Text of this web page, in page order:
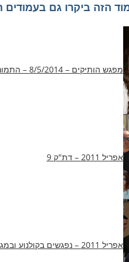
הזה ביקרו גם
מפגש הותיקים – 8/5/2014 – התמונות של…
אפריל 2011 – דת"ק 9
אפריל 2011 – נפגשים בקולנוע ובמגורים